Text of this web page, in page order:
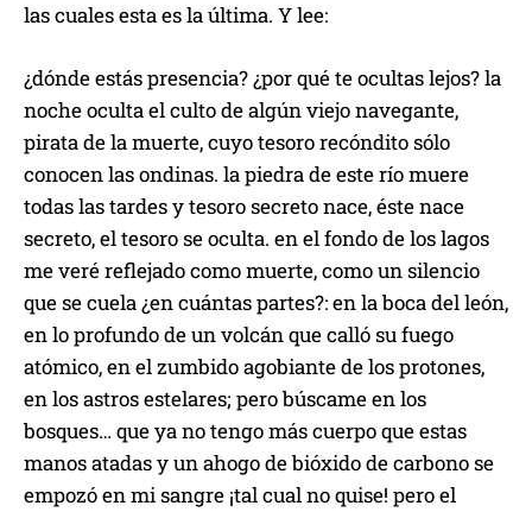
las cuales esta es la última. Y lee:
¿dónde estás presencia? ¿por qué te ocultas lejos? la
noche oculta el culto de algún viejo navegante,
pirata de la muerte, cuyo tesoro recóndito sólo
conocen las ondinas. la piedra de este río muere
todas las tardes y tesoro secreto nace, éste nace
secreto, el tesoro se oculta. en el fondo de los lagos
me veré reflejado como muerte, como un silencio
que se cuela ¿en cuántas partes?: en la boca del león,
en lo profundo de un volcán que calló su fuego
atómico, en el zumbido agobiante de los protones,
en los astros estelares; pero búscame en los
bosques… que ya no tengo más cuerpo que estas
manos atadas y un ahogo de bióxido de carbono se
empozó en mi sangre ¡tal cual no quise! pero el